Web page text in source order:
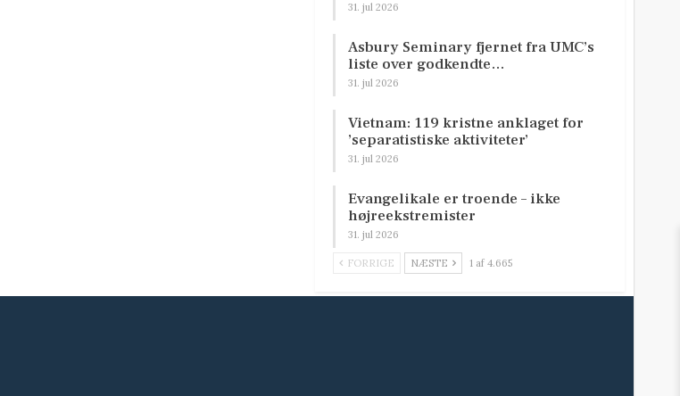
31. jul 2026
Asbury Seminary fjernet fra UMC’s
liste over godkendte…
31. jul 2026
Vietnam: 119 kristne anklaget for
’separatistiske aktiviteter’
31. jul 2026
Evangelikale er troende – ikke
højreekstremister
31. jul 2026
FORRIGE NÆSTE 1 af 4.665